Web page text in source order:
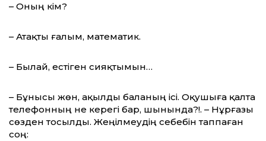
– Оның кім?
– Атақты ғалым, математик.
– Былай, естіген сияқтымын…
– Бұнысы жөн, ақылды баланың ісі. Оқушыға қалта
телефонның не керегі бар, шынында?!. – Нұрғазы
сөзден тосылды. Жеңілмеудің себебін таппаған
соң: